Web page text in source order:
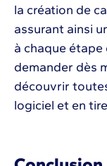
la création de
assurant ainsi
à chaque
demander dès
découvrir
logiciel et en